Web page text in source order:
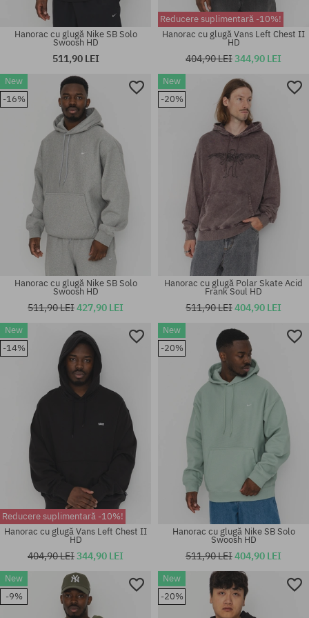
Mărimi existente:
M; L; XL
Mărimi existente:
S; M; L
Mărimi existente:
M; L; XL
Hanorac cu glugă Nike SB Solo
Swoosh HD
511,90 LEI
Mărimi existente:
M; L; XL
Reducere suplimentară -10%!
Hanorac cu glugă Vans Left Chest II
HD
404,90 LEI344,90 LEI
New
-16%
Mărimi existente:
M; L; XL
Hanorac cu glugă Nike SB Solo
Swoosh HD
511,90 LEI427,90 LEI
New
-20%
Mărimi existente:
M; L; XL
Hanorac cu glugă Polar Skate Acid
Frank Soul HD
511,90 LEI404,90 LEI
New
-14%
Reducere suplimentară -10%!
Hanorac cu glugă Vans Left Chest II
HD
404,90 LEI344,90 LEI
New
-20%
Hanorac cu glugă Nike SB Solo
Swoosh HD
511,90 LEI404,90 LEI
New
-9%
New
-20%